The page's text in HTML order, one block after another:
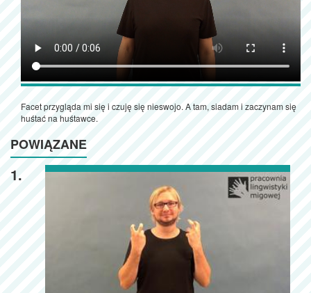
Facet przygląda mi się i czuję się nieswojo. A tam, siadam i zaczynam się
huśtać na huśtawce.
POWIĄZANE
1.